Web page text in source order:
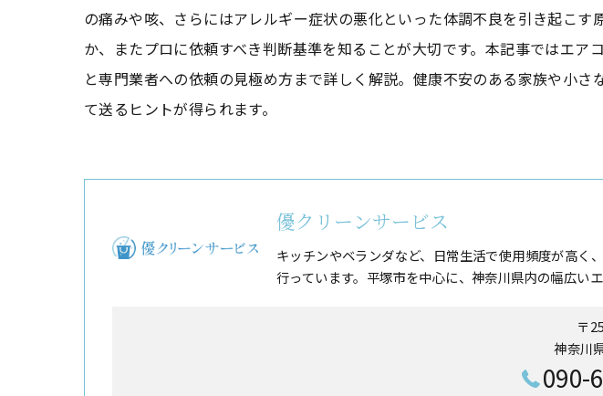
の痛みや咳、さらにはアレルギー症状の悪化といった体調不良を引き起こ
か、またプロに依頼すべき判断基準を知ることが大切です。本記事ではエ
と専門業者への依頼の見極め方まで詳しく解説。健康不安のある家族や小
て送るヒントが得られます。
優クリーンサービス
キッチンやベランダなど、日常生活で使用頻度が高く
行っています。平塚市を中心に、神奈川県内の幅広い
〒
神奈川
090-